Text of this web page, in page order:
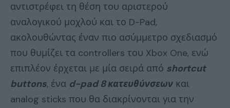
αντιστρέφει τη θέση του αριστερού
αναλογικού μοχλού και το D-Pad,
ακολουθώντας έναν πιο ασύμμετρο σχεδιασμό
που θυμίζει τα controllers του Xbox One, ενώ
επιπλέον έρχεται με μία σειρά από shortcut
buttons, ένα d-pad 8 κατευθύνσεων και
analog sticks που θα διακρίνονται για την